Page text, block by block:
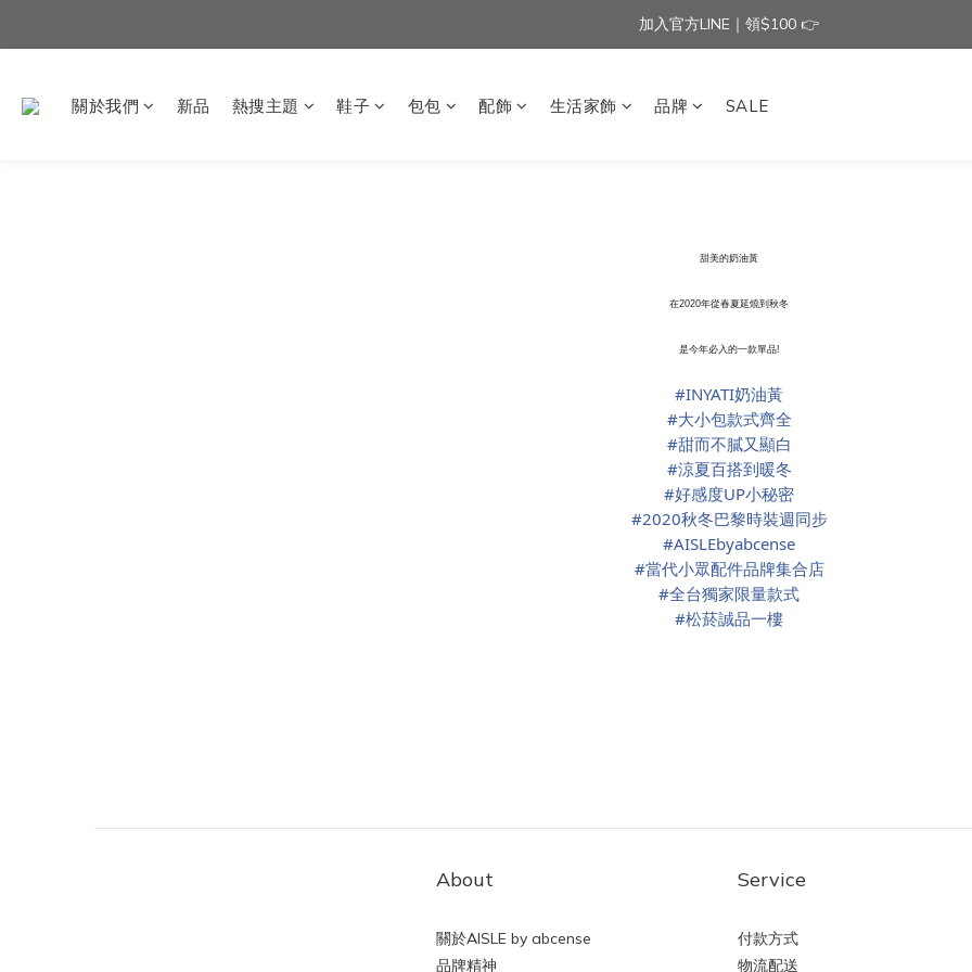
加入官方LINE｜領$100 👉
加入官方LINE｜領$100 👉
關於我們 新品 熱搜主題 鞋子 包包 配飾 生活家飾 品牌 SALE
甜美的奶油黃
在2020年從春夏延燒到秋冬
是今年必入的一款單品!
#INYATI奶油黃
#大小包款式齊全
#甜而不膩又顯白
#涼夏百搭到暖冬
#好感度UP小秘密
#2020秋冬巴黎時裝週同步
#AISLEbyabcense
#當代小眾配件品牌集合店
#全台獨家限量款式
#松菸誠品一樓
About
關於AISLE by abcense
品牌精神
Service
付款方式
物流配送